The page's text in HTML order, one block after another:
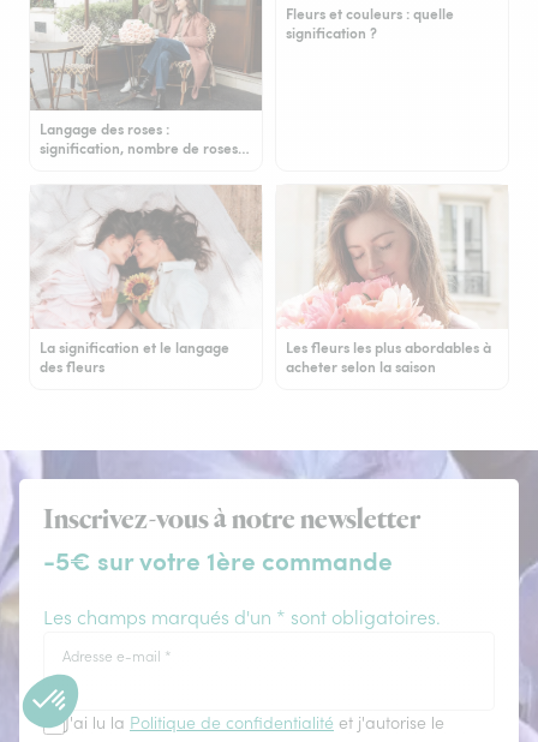
Langage des roses :
signification, nombre de roses…
Fleurs et couleurs : quelle
signification ?
La signification et le langage
des fleurs
Les fleurs les plus abordables à
acheter selon la saison
Inscrivez-vous à notre newsletter
-5€ sur votre 1ère commande
Les champs marqués d'un * sont obligatoires.
Adresse e-mail *
J'ai lu la Politique de confidentialité et j'autorise le